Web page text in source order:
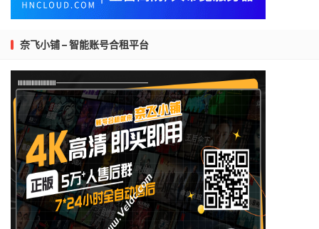
奈飞小铺 – 智能账号合租平台